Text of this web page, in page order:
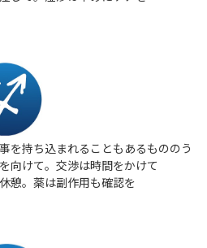
を持ち込まれることもあるもののう
向けて。交渉は時間をかけて
憩。薬は副作用も確認を